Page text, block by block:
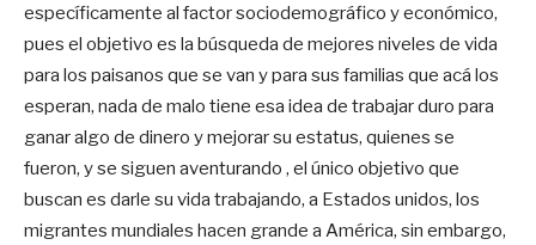
específicamente al factor sociodemográfico y económico,
pues el objetivo es la búsqueda de mejores niveles de vida
para los paisanos que se van y para sus familias que acá los
esperan, nada de malo tiene esa idea de trabajar duro para
ganar algo de dinero y mejorar su estatus, quienes se
fueron, y se siguen aventurando , el único objetivo que
buscan es darle su vida trabajando, a Estados unidos, los
migrantes mundiales hacen grande a América, sin embargo,